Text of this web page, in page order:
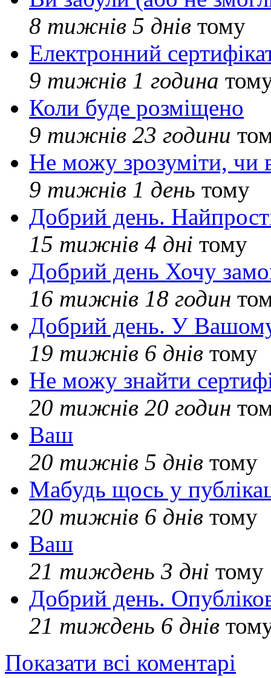
8 тижнів 5 днів тому
Електронний
9 тижнів 1 година
Коли буде розміщено
9 тижнів 23 години
Не можу зрозуміти, чи
9 тижнів 1 день тому
Добрий день.
15 тижнів 4 дні тому
Добрий день Хочу
16 тижнів 18 годин
Добрий день. У Вашому
19 тижнів 6 днів тому
Не можу знайти
20 тижнів 20 годин
Ваш
20 тижнів 5 днів тому
Мабудь щось у
20 тижнів 6 днів тому
Ваш
21 тиждень 3 дні тому
Добрий день.
21 тиждень 6 днів
Показати всі коментарі